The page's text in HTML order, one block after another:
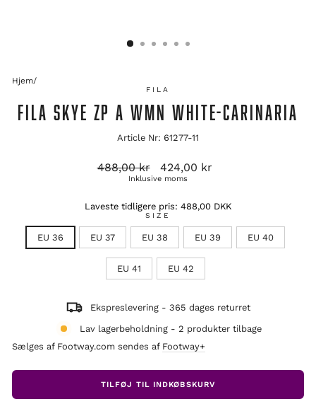
Hjem/
FILA
FILA SKYE ZP A WMN WHITE-CARINARIA
Article Nr: 61277-11
Originalpris
488,00 kr Salgspris
424,00 kr
Inklusive moms
Laveste tidligere pris: 488,00 DKK
SIZE
EU 36 EU 37 EU 38 EU 39 EU 40
EU 41 EU 42
Ekspreslevering - 365 dages returret
Lav lagerbeholdning - 2 produkter tilbage
Sælges af Footway.com sendes af Footway+
TILFØJ TIL INDKØBSKURV